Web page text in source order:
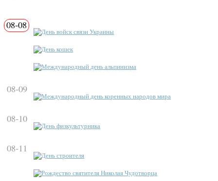
08-08
День войск связи Украины
День кошек
Международный день альпинизма
08-09
Международный день коренных народов мира
08-10
День физкультурника
08-11
День строителя
Рождество святителя Николая Чудотворца